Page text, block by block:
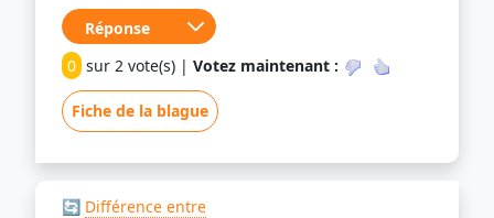
0 sur 2 vote(s) | Votez maintenant :
Fiche de la blague
🔄 Différence entre